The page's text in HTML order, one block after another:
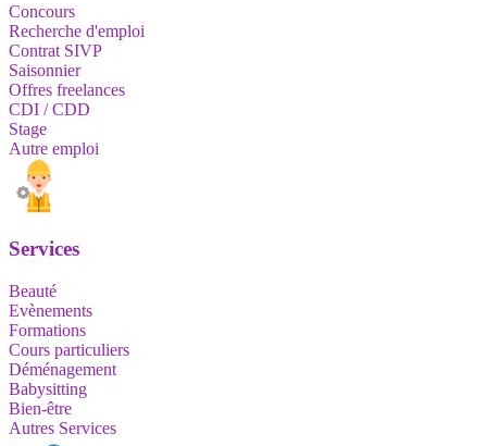
Concours
Recherche d'emploi
Contrat SIVP
Saisonnier
Offres freelances
CDI / CDD
Stage
Autre emploi
Services
Beauté
Evènements
Formations
Cours particuliers
Déménagement
Babysitting
Bien-être
Autres Services